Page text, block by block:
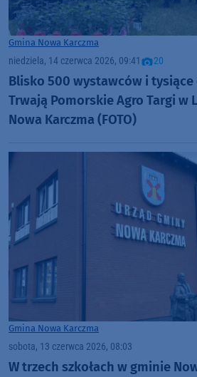
Gmina Nowa Karczma
niedziela, 14 czerwca 2026, 09:41 20
Blisko 500 wystawców i
Trwają Pomorskie Agro Targi w
Nowa Karczma (FOTO)
Gmina Nowa Karczma
sobota, 13 czerwca 2026, 08:03
W trzech szkołach w gminie